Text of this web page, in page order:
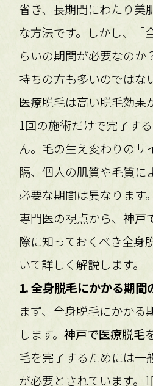
省き、長期間にわたり美
な方法です。しかし、「
らいの期間が必要なのか
持ちの方も多いのではな
医療脱毛は高い脱毛効果
1回の施術だけで完了す
ん。毛の生え変わりのサ
隔、個人の肌質や毛質に
必要な期間は異なります
専門医の視点から、神戸
際に知っておくべき全身
いて詳しく解説します。
1. 全身脱毛にかかる期間
まず、全身脱毛にかかる
します。神戸で医療脱毛
毛を完了するためには一
が必要とされています。